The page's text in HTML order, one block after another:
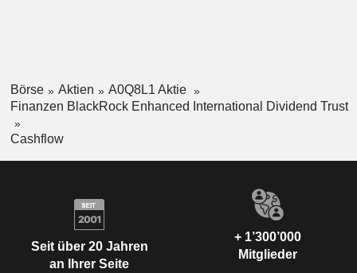
Börse Aktien
A0Q8L1 Aktie
Finanzen BlackRock Enhanced International Dividend Trust
Cashflow
Seit über 20 Jahren
an Ihrer Seite
+ 1’300’000
Mitglieder